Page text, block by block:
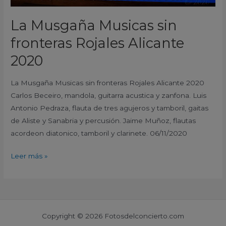
La Musgaña Musicas sin
fronteras Rojales Alicante
2020
La Musgaña Musicas sin fronteras Rojales Alicante 2020
Carlos Beceiro, mandola, guitarra acustica y zanfona. Luis
Antonio Pedraza, flauta de tres agujeros y tamboril, gaitas
de Aliste y Sanabria y percusión. Jaime Muñoz, flautas
acordeon diatonico, tamboril y clarinete. 06/11/2020
Leer más »
Copyright © 2026 Fotosdelconcierto.com